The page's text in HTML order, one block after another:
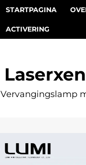
STARTPAGINA
ACTIVERING
Vervangingslamp